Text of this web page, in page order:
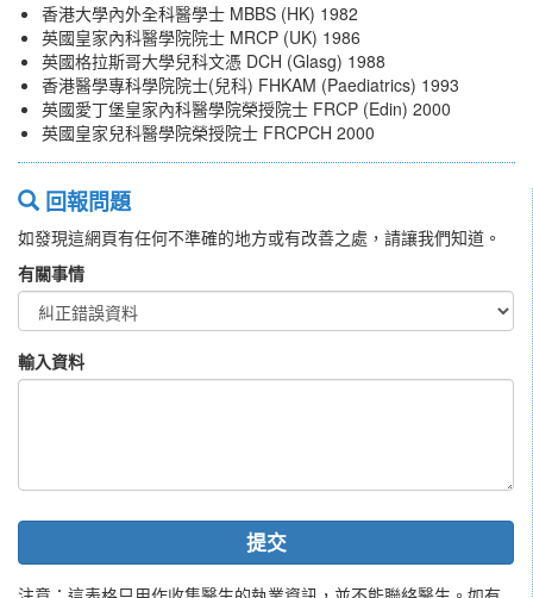
香港大學內外全科醫學士 MBBS (HK) 1982
英國皇家內科醫學院院士 MRCP (UK) 1986
英國格拉斯哥大學兒科文憑 DCH (Glasg) 1988
香港醫學專科學院院士(兒科) FHKAM (Paediatrics) 1993
英國愛丁堡皇家內科醫學院榮授院士 FRCP (Edin) 2000
英國皇家兒科醫學院榮授院士 FRCPCH 2000
回報問題
如發現這網頁有任何不準確的地方或有改善之處，請讓我們知道。
有關事情
輸入資料
提交